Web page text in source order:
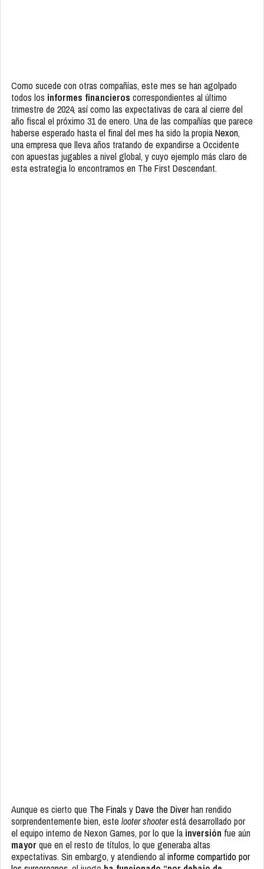
Como sucede con otras compañías, este mes se han agolpado
todos los informes financieros correspondientes al último
trimestre de 2024, así como las expectativas de cara al cierre del
año fiscal el próximo 31 de enero. Una de las compañías que parece
haberse esperado hasta el final del mes ha sido la propiaNexon,
una empresa que lleva años tratando de expandirse a Occidente
con apuestas jugables a nivel global, y cuyo ejemplo más claro de
esta estrategia lo encontramos en The First Descendant.
Aunque es cierto que The Finals yDave the Diverhan rendido
sorprendentemente bien, este looter shooterestá desarrollado por
el equipo interno de Nexon Games, por lo que la inversión fue aún
mayor que en el resto de títulos, lo que generaba altas
expectativas. Sin embargo, y atendiendo al informe compartido por